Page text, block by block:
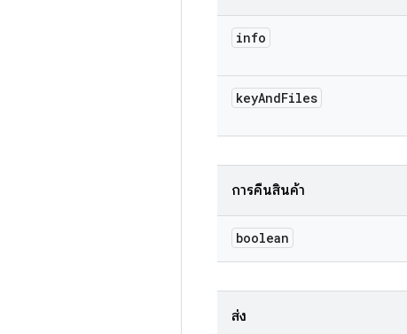
info
keyAndFiles
การคืนสินค้า
boolean
ส่ง